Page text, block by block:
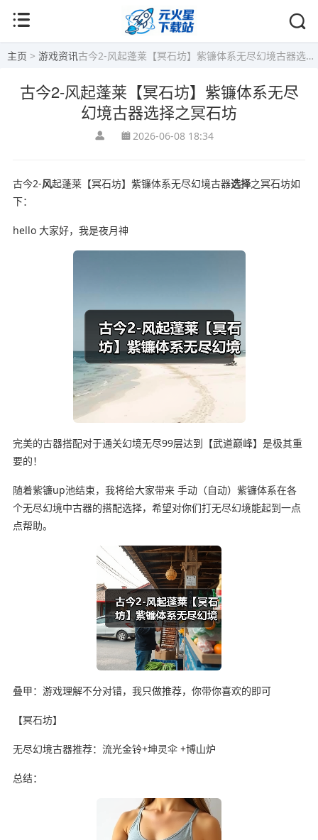
主页 > 游戏资讯古今2-风起蓬莱【冥石坊】紫镰体系无尽幻境古器选择之冥石坊
古今2-风起蓬莱【冥石坊】紫镰体系无尽
幻境古器选择之冥石坊
2026-06-08 18:34
古今2-风起蓬莱【冥石坊】紫镰体系无尽幻境古器选择之冥石坊如
下：
hello 大家好，我是夜月神
完美的古器搭配对于通关幻境无尽99层达到【武道巅峰】是极其重
要的！
随着紫镰up池结束，我将给大家带来 手动（自动）紫镰体系在各
个无尽幻境中古器的搭配选择，希望对你们打无尽幻境能起到一点
点帮助。
叠甲：游戏理解不分对错，我只做推荐，你带你喜欢的即可
【冥石坊】
无尽幻境古器推荐：流光金铃+坤灵伞 +博山炉
总结：